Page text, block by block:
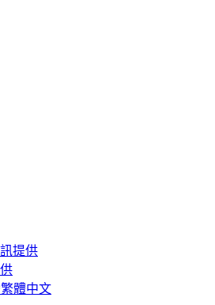
提供
繁體中文